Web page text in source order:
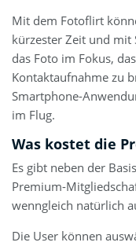
Mit dem Fotoflirt
kürzester Zeit und mit
das Foto im Fokus,
Kontaktaufnahme zu
Smartphone-
im Flug.
Was kostet die
Es gibt neben der
Premium-
wenngleich natürlich
Die User können